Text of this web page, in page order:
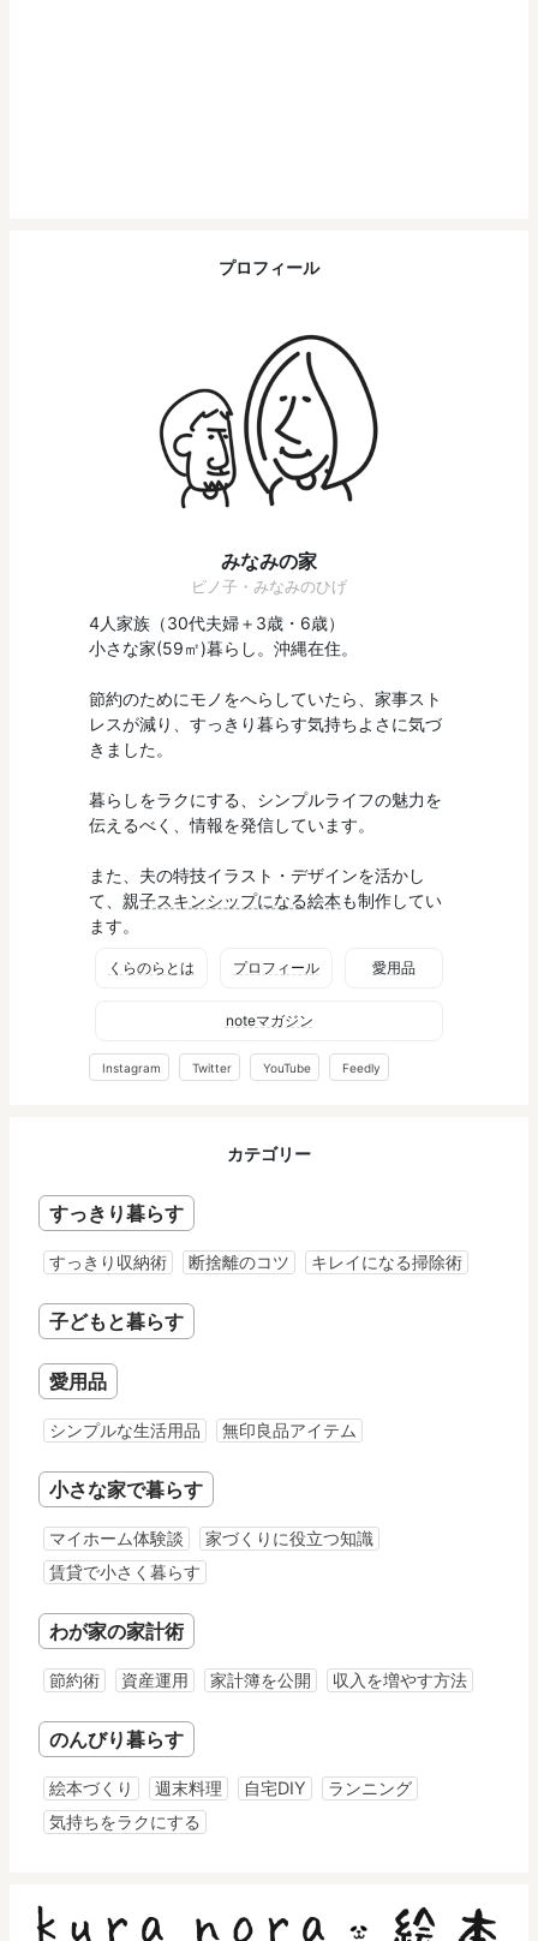
プロフィール
みなみの家
ピノ子・みなみのひげ
4人家族（30代夫婦＋3歳・6歳）
小さな家(59㎡)暮らし。沖縄在住。
節約のためにモノをへらしていたら、家事スト
レスが減り、すっきり暮らす気持ちよさに気づ
きました。
暮らしをラクにする、シンプルライフの魅力を
伝えるべく、情報を発信しています。
また、夫の特技イラスト・デザインを活かし
て、 親子スキンシップになる絵本も制作してい
ます。
くらのらとは プロフィール 愛用品
noteマガジン
Instagram Twitter YouTube Feedly
カテゴリー
すっきり暮らす
すっきり収納術 断捨離のコツ キレイになる掃除術
子どもと暮らす
愛用品
シンプルな生活用品 無印良品アイテム
小さな家で暮らす
マイホーム体験談
家づくりに役立つ知識
賃貸で小さく暮らす
わが家の家計術
節約術 資産運用 家計簿を公開 収入を増やす方法
のんびり暮らす
絵本づくり 週末料理 自宅DIY
ランニング
気持ちをラクにする